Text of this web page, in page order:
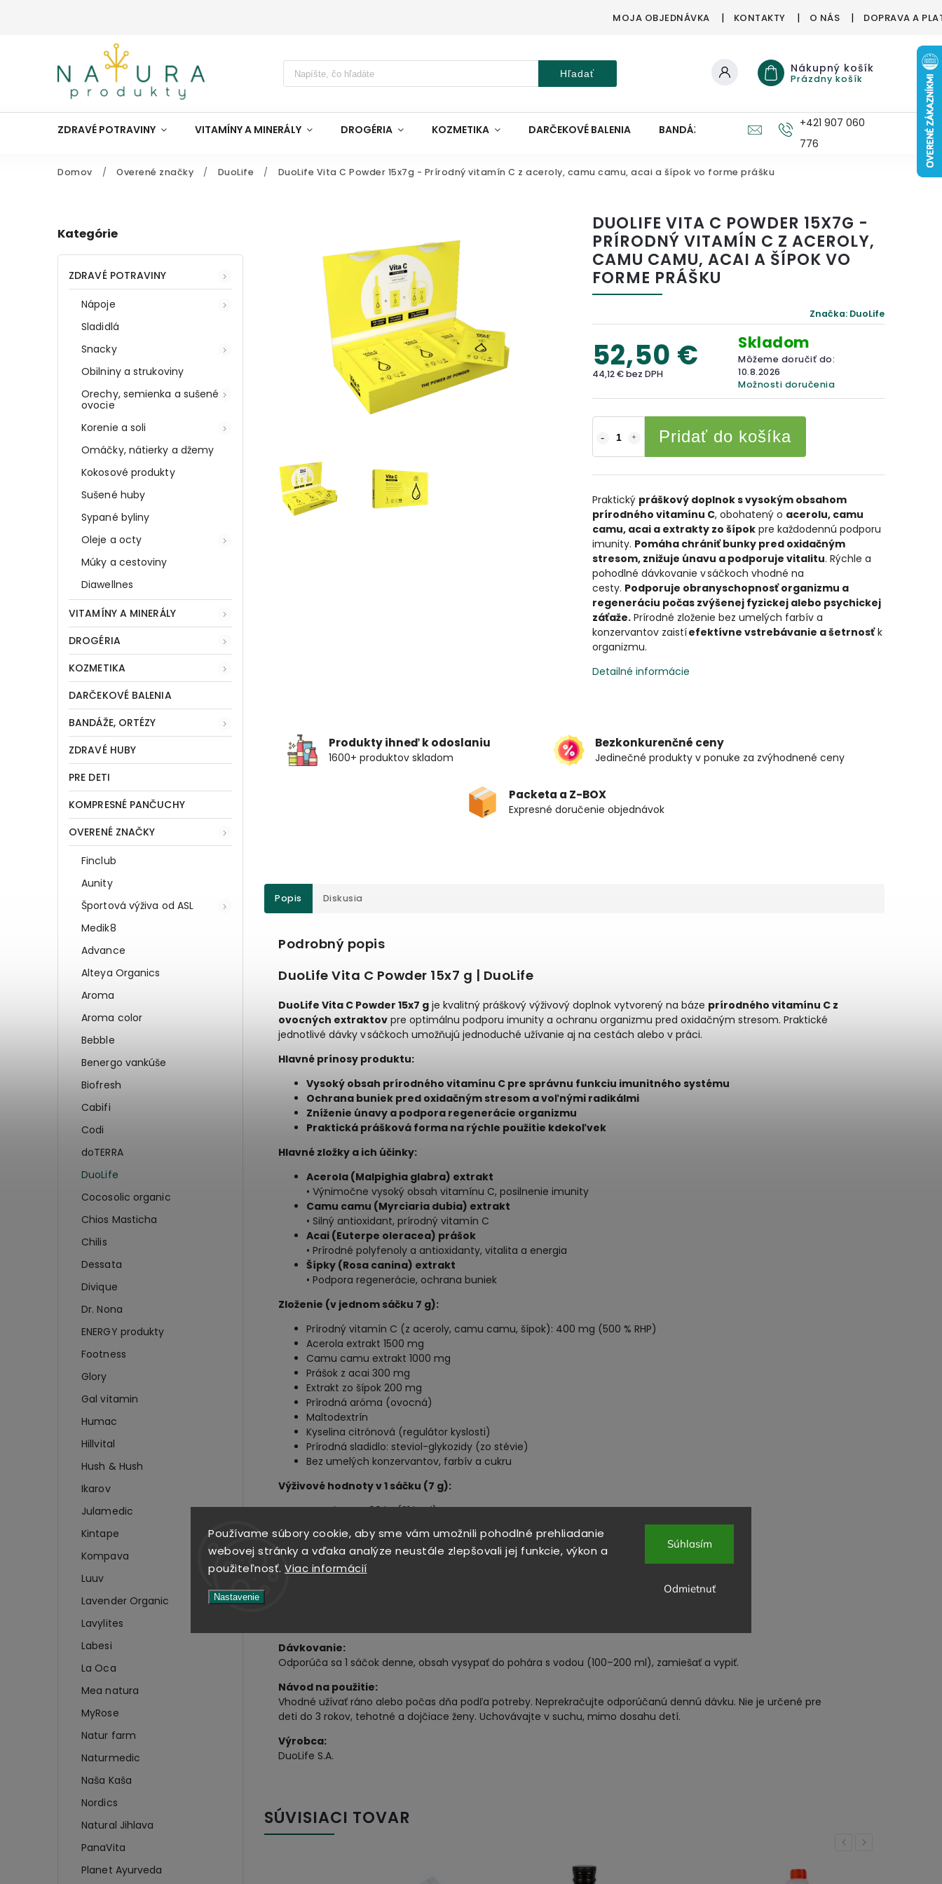
Používame súbory cookie, aby sme vám umožnili pohodlné prehliadanie
webovej stránky a vďaka analýze neustále zlepšovali jej funkcie, výkon a
použiteľnosť. Viac informácií
Nastavenie
Odmietnuť
Súhlasím
MOJA OBJEDNÁVKA KONTAKTY O NÁS DOPRAVA A
Hľadať Nákupný košík
Prázdny košík
ZDRAVÉ POTRAVINY VITAMÍNY A MINERÁLY DROGÉRIA KOZMETIKA DARČEKOVÉ BALENIA BANDÁŽE, ORTÉZY ZDRAVÉ HUBY
+421 907 060
776
Domov / Overené značky / DuoLife / DuoLife Vita C Powder 15x7g - Prírodný vitamín C z aceroly, camu camu, acai a šípok vo forme prášku
Kategórie
ZDRAVÉ POTRAVINY
Nápoje
Sladidlá
Snacky
Obilniny a strukoviny
Orechy, semienka a sušené
ovocie
Korenie a soli
Omáčky, nátierky a džemy
Kokosové produkty
Sušené huby
Sypané byliny
Oleje a octy
Múky a cestoviny
Diawellnes
VITAMÍNY A MINERÁLY
DROGÉRIA
KOZMETIKA
DARČEKOVÉ BALENIA
BANDÁŽE, ORTÉZY
ZDRAVÉ HUBY
PRE DETI
KOMPRESNÉ PANČUCHY
OVERENÉ ZNAČKY
Finclub
Aunity
Športová výživa od ASL
Medik8
Advance
Alteya Organics
Aroma
Aroma color
Bebble
Benergo vankúše
Biofresh
Cabifi
Codi
doTERRA
DuoLife
Cocosolic organic
Chios Masticha
Chilis
Dessata
Divique
Dr. Nona
ENERGY produkty
Footness
Glory
Gal vitamin
Humac
Hillvital
Hush & Hush
Ikarov
Julamedic
Kintape
Kompava
Luuv
Lavender Organic
Lavylites
Labesi
La Oca
Mea natura
MyRose
Natur farm
Naturmedic
Naša Kaša
Nordics
Natural Jihlava
PanaVita
Planet Ayurveda
DUOLIFE VITA C POWDER 15X7G -
PRÍRODNÝ VITAMÍN C Z ACEROLY,
CAMU CAMU, ACAI A ŠÍPOK VO
FORME PRÁŠKU
Značka: DuoLife
52,50 €
44,12 € bez DPH
Skladom
Môžeme doručiť do:
10.8.2026
Možnosti doručenia
Pridať do košíka
Praktický práškový doplnok s vysokým obsahom
prírodného vitamínu C, obohatený o acerolu, camu
camu, acai a extrakty zo šípokpre každodennú podporu
imunity. Pomáha chrániť bunky pred oxidačným
stresom, znižuje únavu a podporuje vitalitu. Rýchle a
pohodlné dávkovanie v sáčkoch vhodné na
cesty. Podporuje obranyschopnosť organizmu a
regeneráciu počas zvýšenej fyzickej alebo psychickej
záťaže.Prírodné zloženie bez umelých farbív a
konzervantov zaistíefektívne vstrebávanie a šetrnosťk
organizmu.
Detailné informácie
Produkty ihneď k odoslaniu
1600+ produktov skladom
Bezkonkurenčné ceny
Jedinečné produkty v ponuke za zvýhodnené ceny
Packeta a Z-BOX
Expresné doručenie objednávok
Popis Diskusia
Podrobný popis
DuoLife Vita C Powder 15x7 g | DuoLife
DuoLife Vita C Powder 15x7 g je kvalitný práškový výživový doplnok vytvorený na báze prírodného vitamínu C z
ovocných extraktov pre optimálnu podporu imunity a ochranu organizmu pred oxidačným stresom. Praktické
jednotlivé dávky v sáčkoch umožňujú jednoduché užívanie aj na cestách alebo v práci.
Hlavné prínosy produktu:
Vysoký obsah prírodného vitamínu C pre správnu funkciu imunitného systému
Ochrana buniek pred oxidačným stresom a voľnými radikálmi
Zníženie únavy a podpora regenerácie organizmu
Praktická prášková forma na rýchle použitie kdekoľvek
Hlavné zložky a ich účinky:
Acerola (Malpighia glabra) extrakt
• Výnimočne vysoký obsah vitamínu C, posilnenie imunity
Camu camu (Myrciaria dubia) extrakt
• Silný antioxidant, prírodný vitamín C
Acai (Euterpe oleracea) prášok
• Prírodné polyfenoly a antioxidanty, vitalita a energia
Šípky (Rosa canina) extrakt
• Podpora regenerácie, ochrana buniek
Zloženie (v jednom sáčku 7 g):
Prírodný vitamín C (z aceroly, camu camu, šípok): 400 mg (500 % RHP)
Acerola extrakt 1500 mg
Camu camu extrakt 1000 mg
Prášok z acai 300 mg
Extrakt zo šípok 200 mg
Prírodná aróma (ovocná)
Maltodextrín
Kyselina citrónová (regulátor kyslosti)
Prírodná sladidlo: steviol-glykozidy (zo stévie)
Bez umelých konzervantov, farbív a cukru
Výživové hodnoty v 1 sáčku (7 g):
Energia: cca 88 kJ (21 kcal)
Bielkoviny: <0,1 g
Tuky: <0,05 g
Prírodný vitamín C: 400 mg (500 % RHP)
Bioflavonoidy, polyfenoly a antioxidanty v prírodnom množstve podľa extraktov
Dávkovanie:
Odporúča sa 1 sáčok denne, obsah vysypať do pohára s vodou (100–200 ml), zamiešať a vypiť.
Návod na použitie:
Vhodné užívať ráno alebo počas dňa podľa potreby. Neprekračujte odporúčanú dennú dávku. Nie je určené pre
deti do 3 rokov, tehotné a dojčiace ženy. Uchovávajte v suchu, mimo dosahu detí.
Výrobca:
DuoLife S.A.
SÚVISIACI TOVAR
Previous
Next